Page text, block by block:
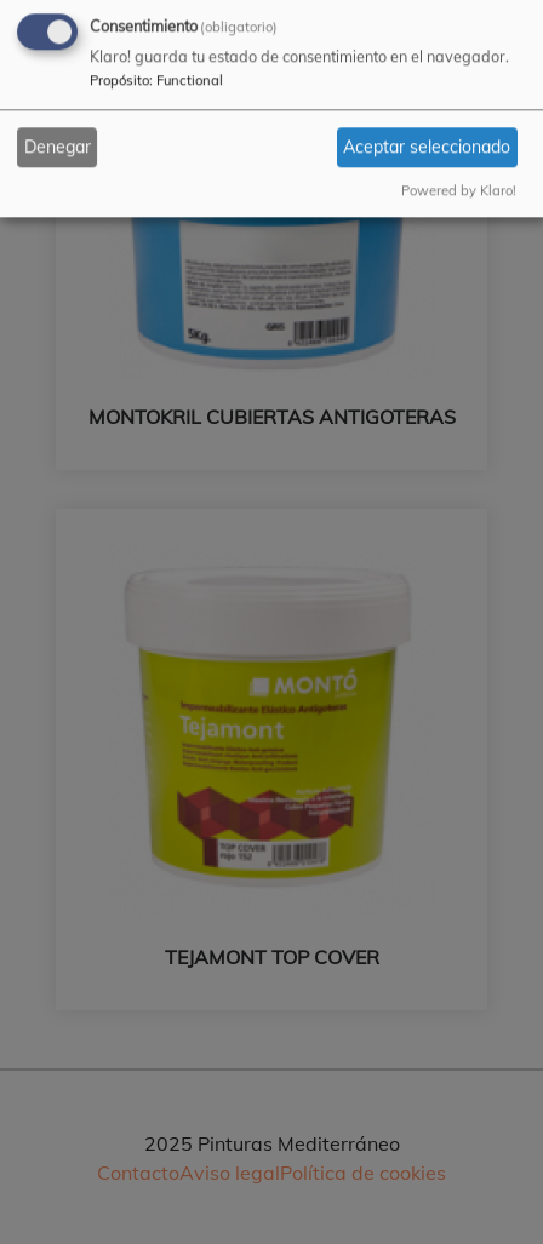
MONTOKRIL CUBIERTAS ANTIGOTERAS
TEJAMONT TOP COVER
2025 Pinturas Mediterráneo
ContactoAviso legalPolítica de cookies
Consentimiento (obligatorio)
Klaro! guarda tu estado de consentimiento en el navegador.
Propósito: Functional
Denegar Aceptar seleccionado
Powered by Klaro!